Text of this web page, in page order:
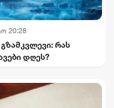
20:28
რას
დღეს?